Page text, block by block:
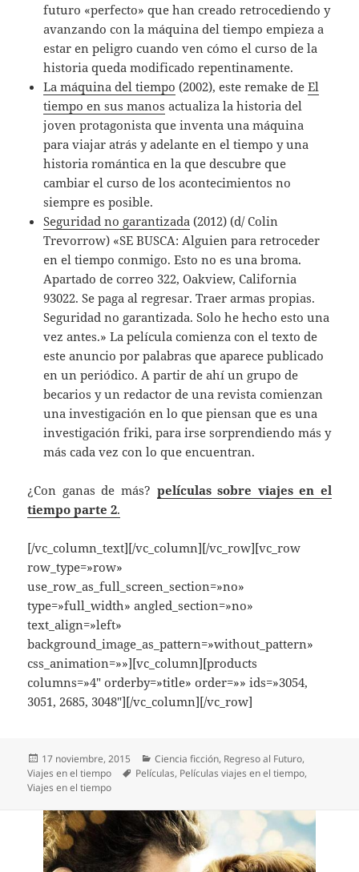
futuro «perfecto» que han creado retrocediendo y
avanzando con la máquina del tiempo empieza a
estar en peligro cuando ven cómo el curso de la
historia queda modificado repentinamente.
La máquina del tiempo (2002), este remake deEl
tiempo en sus manos actualiza la historia del
joven protagonista que inventa una máquina
para viajar atrás y adelante en el tiempo y una
historia romántica en la que descubre que
cambiar el curso de los acontecimientos no
siempre es posible.
Seguridad no garantizada (2012) (d/ Colin
Trevorrow) «SE BUSCA: Alguien para retroceder
en el tiempo conmigo. Esto no es una broma.
Apartado de correo 322, Oakview, California
93022. Se paga al regresar. Traer armas propias.
Seguridad no garantizada. Solo he hecho esto una
vez antes.» La película comienza con el texto de
este anuncio por palabras que aparece publicado
en un periódico. A partir de ahí un grupo de
becarios y un redactor de una revista comienzan
una investigación en lo que piensan que es una
investigación friki, para irse sorprendiendo más y
más cada vez con lo que encuentran.
¿Con ganas de más? películas sobre viajes en el
tiempo parte 2.
[/vc_column_text][/vc_column][/vc_row][vc_row
row_type=»row»
use_row_as_full_screen_section=»no»
type=»full_width» angled_section=»no»
text_align=»left»
background_image_as_pattern=»without_pattern»
css_animation=»»][vc_column][products
columns=»4″ orderby=»title» order=»» ids=»3054,
3051, 2685, 3048″][/vc_column][/vc_row]
Publicado
el
17 noviembre, 2015 Categorías
Ciencia ficción, Regreso al Futuro,
Viajes en el tiempo
Etiquetas
Películas, Películas viajes en el tiempo,
Viajes en el tiempo